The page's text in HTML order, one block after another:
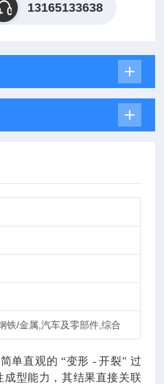
13165133638
铁/金属,汽车及零部件,综合
单直观的 “变形 - 开裂" 过
型能力，其结果直接关联